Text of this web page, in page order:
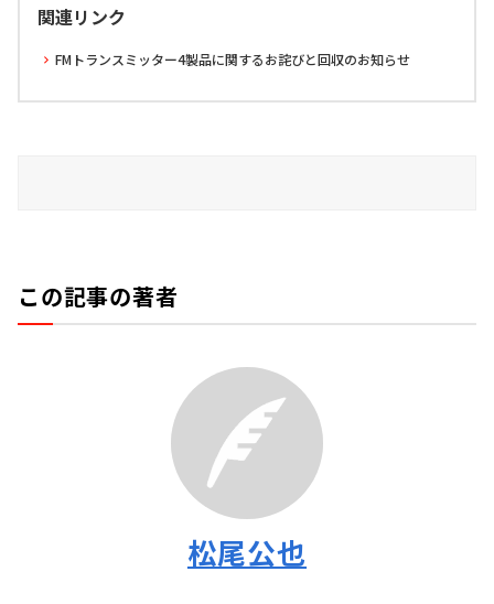
関連リンク
FMトランスミッター4製品に関するお詫びと回収のお知らせ
この記事の著者
松尾公也